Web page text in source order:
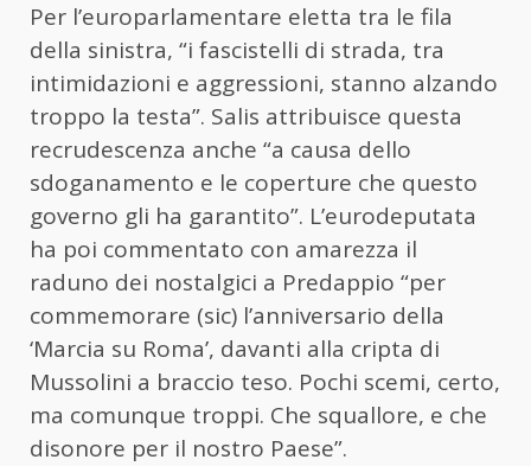
Per l’europarlamentare eletta tra le fila
della sinistra, “i fascistelli di strada, tra
intimidazioni e aggressioni, stanno alzando
troppo la testa”. Salis attribuisce questa
recrudescenza anche “a causa dello
sdoganamento e le coperture che questo
governo gli ha garantito”. L’eurodeputata
ha poi commentato con amarezza il
raduno dei nostalgici a Predappio “per
commemorare (sic) l’anniversario della
‘Marcia su Roma’, davanti alla cripta di
Mussolini a braccio teso. Pochi scemi, certo,
ma comunque troppi. Che squallore, e che
disonore per il nostro Paese”.